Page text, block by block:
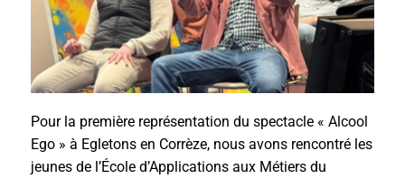
Pour la première représentation du spectacle « Alcool
Ego » à Egletons en Corrèze, nous avons rencontré les
jeunes de l’École d’Applications aux Métiers du